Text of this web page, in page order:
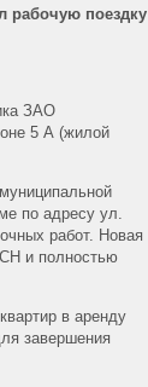
рабочую поездку
ЗАО
5 А (жилой
по адресу ул.
работ. Новая
и полностью
в аренду
завершения